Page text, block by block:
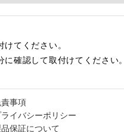
てください。
確認して取付けてください。
事項
ライバシーポリシー
保証について